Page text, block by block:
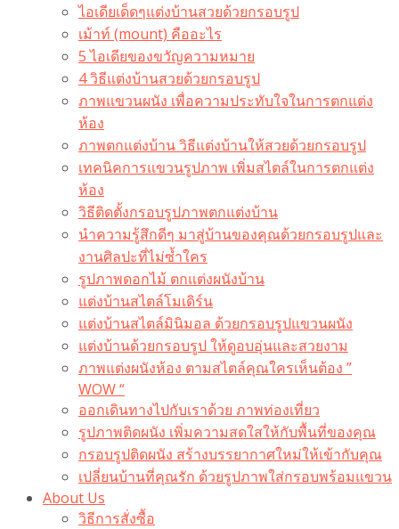
ไอเดียเด็ดๆแต่งบ้านสวยด้วยกรอบรูป
เม้าท์ (mount) คืออะไร​
5 ไอเดียของขวัญความหมาย
4 วิธีแต่งบ้านสวยด้วยกรอบรูป
ภาพแขวนผนัง เพื่อความประทับใจในการตกแต่ง
ห้อง
ภาพตกแต่งบ้าน วิธีแต่งบ้านให้สวยด้วยกรอบรูป
เทคนิคการแขวนรูปภาพ เพิ่มสไตล์ในการตกแต่ง
ห้อง
วิธีติดตั้งกรอบรูปภาพตกแต่งบ้าน
นำความรู้สึกดีๆ มาสู่บ้านของคุณด้วยกรอบรูปและ
งานศิลปะที่ไม่ซ้ำใคร
รูปภาพดอกไม้ ตกแต่งผนังบ้าน
แต่งบ้านสไตล์โมเดิร์น
แต่งบ้านสไตล์มินิมอล ด้วยกรอบรูปแขวนผนัง
แต่งบ้านด้วยกรอบรูป ให้ดูอบอุ่นและสวยงาม
ภาพแต่งผนังห้อง ตามสไตล์คุณใครเห็นต้อง ”
WOW “
ออกเดินทางไปกับเราด้วย ภาพท่องเที่ยว
รูปภาพติดผนัง เพิ่มความสดใสให้กับพื้นที่ของคุณ
กรอบรูปติดผนัง สร้างบรรยากาศใหม่ให้เข้ากับคุณ
เปลี่ยนบ้านที่คุณรัก ด้วยรูปภาพใส่กรอบพร้อมแขวน​
About Us
วิธีการสั่งซื้อ